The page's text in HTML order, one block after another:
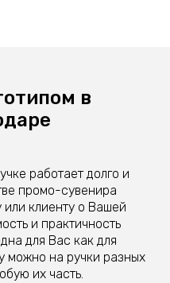
в
работает долго и
промо-сувенира
или клиенту о Вашей
и практичность
для Вас как для
можно на ручки разных
их часть.